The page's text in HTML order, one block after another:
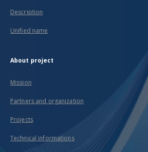
Description
Unified name
About project
Mission
Partners and organization
Projects
Technical informations